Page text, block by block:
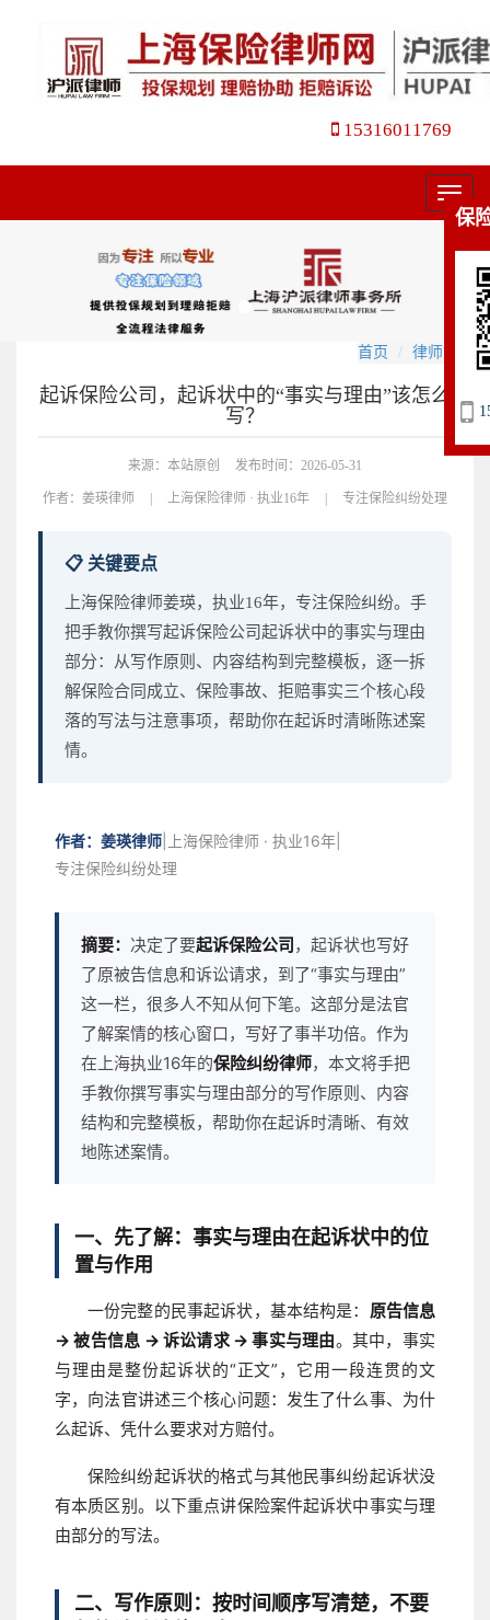
15316011769
菜
单
首页 律师文集
起诉保险公司，起诉状中的“事实与理由”该怎么
写？
来源：本站原创 发布时间：2026-05-31
作者： 姜瑛律师 | 上海保险律师 · 执业16年 | 专注保险纠纷处理
📋 关键要点
上海保险律师姜瑛，执业16年，专注保险纠纷。手
把手教你撰写起诉保险公司起诉状中的事实与理由
部分：从写作原则、内容结构到完整模板，逐一拆
解保险合同成立、保险事故、拒赔事实三个核心段
落的写法与注意事项，帮助你在起诉时清晰陈述案
情。
作者：姜瑛律师 上海保险律师 · 执业16年
专注保险纠纷处理
摘要： 决定了要起诉保险公司，起诉状也写好
了原被告信息和诉讼请求，到了“事实与理由”
这一栏，很多人不知从何下笔。这部分是法官
了解案情的核心窗口，写好了事半功倍。作为
在上海执业16年的保险纠纷律师，本文将手把
手教你撰写事实与理由部分的写作原则、内容
结构和完整模板，帮助你在起诉时清晰、有效
地陈述案情。
一、先了解：事实与理由在起诉状中的位
置与作用
一份完整的民事起诉状，基本结构是： 原告信息
→ 被告信息 → 诉讼请求 → 事实与理由。其中，事实
与理由是整份起诉状的“正文”，它用一段连贯的文
字，向法官讲述三个核心问题：发生了什么事、为什
么起诉、凭什么要求对方赔付。
保险纠纷起诉状的格式与其他民事纠纷起诉状没
有本质区别。以下重点讲保险案件起诉状中事实与理
由部分的写法。
二、写作原则：按时间顺序写清楚，不要
保